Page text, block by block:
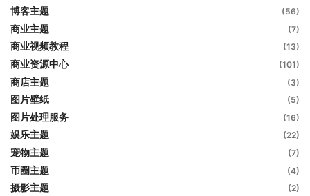
博客主题 (56)
商业主题 (7)
商业视频教程 (13)
商业资源中心 (101)
商店主题 (3)
图片壁纸 (5)
图片处理服务 (16)
娱乐主题 (22)
宠物主题 (7)
币圈主题 (4)
摄影主题 (2)